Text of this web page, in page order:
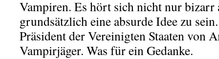
Vampiren. Es hört sich nicht nur bizarr
grundsätzlich eine absurde Idee zu
Präsident der Vereinigten Staaten von
Vampirjäger. Was für ein Gedanke.